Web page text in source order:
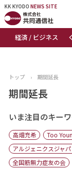
KK KYODO NEWS SITE
経済 / ビジネス
KK KYODONEWS SITE
トップページ
ニュース
おすすめコンテ
出版物
会社概要
トップ › 期間延長
期間延長
いま注目のキー
高畑充希 Too
アルジェニクスジャ
全国筋無力症友の会